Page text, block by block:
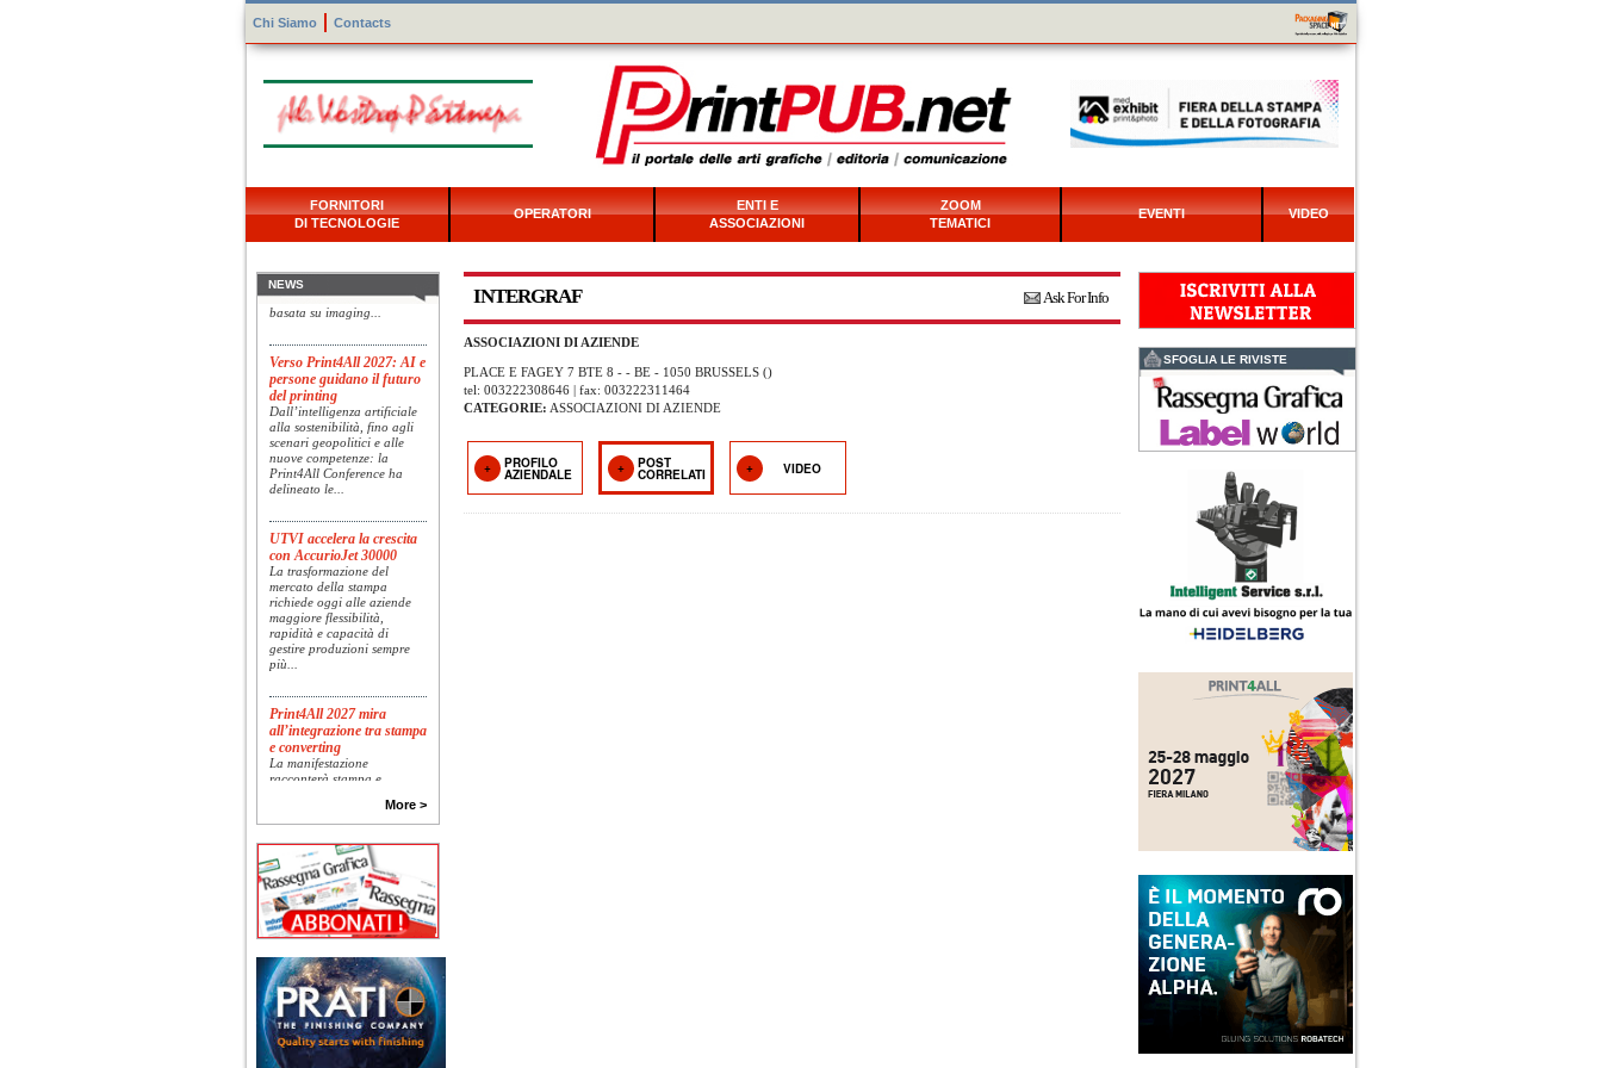
Chi Siamo Contacts
FORNITORI
DI TECNOLOGIE
OPERATORI
ENTI E
ASSOCIAZIONI
ZOOM
TEMATICI
EVENTI VIDEO
Ask For Info
INTERGRAF
ASSOCIAZIONI DI AZIENDE
PLACE E FAGEY 7 BTE 8 - - BE - 1050 BRUSSELS ()
tel: 003222308646 | fax: 003222311464
CATEGORIE: ASSOCIAZIONI DI AZIENDE
PROFILO
AZIENDALE
POST
CORRELATI VIDEO
NEWS
Specim RETEX
Konica Minolta, realtà di
riferimento a livello globale
presenta Specim RETEX,
una soluzione completa
basata su imaging...
Verso Print4All 2027: AI e
persone guidano il futuro
del printing
Dall’intelligenza artificiale
alla sostenibilità, fino agli
scenari geopolitici e alle
nuove competenze: la
Print4All Conference ha
delineato le...
UTVI accelera la crescita
con AccurioJet 30000
La trasformazione del
mercato della stampa
richiede oggi alle aziende
maggiore flessibilità,
rapidità e capacità di
gestire produzioni sempre
più...
Print4All 2027 mira
all’integrazione tra stampa
e converting
La manifestazione
racconterà stampa e
package printing alle
Una...
Platinum Technologies
presenta SIGNATURE
Flatbed
sviluppo e analisi
approfondita delle reali
esigenze produttive del
mercato, Platinum
Technologies, centro
europeo di ricerca e...
More >
SFOGLIA LE RIVISTE